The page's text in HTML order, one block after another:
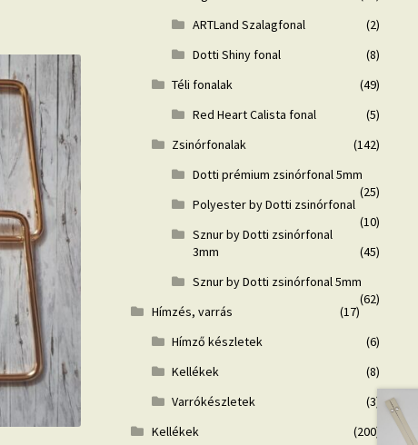
ARTLand Szalagfonal
(2)
Dotti Shiny fonal
(8)
Téli fonalak
(49)
Red Heart Calista fonal
(5)
Zsinórfonalak
(142)
Dotti prémium zsinórfonal 5mm
(25)
Polyester by Dotti zsinórfonal
(10)
Sznur by Dotti zsinórfonal
3mm
(45)
Sznur by Dotti zsinórfonal 5mm
(62)
Hímzés, varrás
(17)
Hímző készletek
(6)
Kellékek
(8)
Varrókészletek
(3)
Kellékek
(200)